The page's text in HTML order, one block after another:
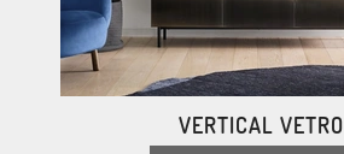
VERTICAL VETRO